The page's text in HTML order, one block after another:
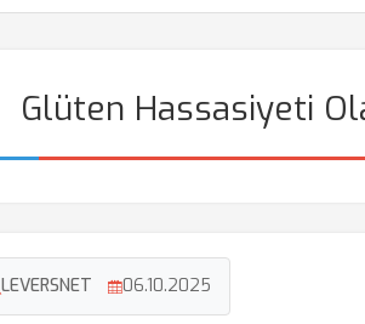
Glüten Hassasiyeti
LEVERSNET 06.10.2025